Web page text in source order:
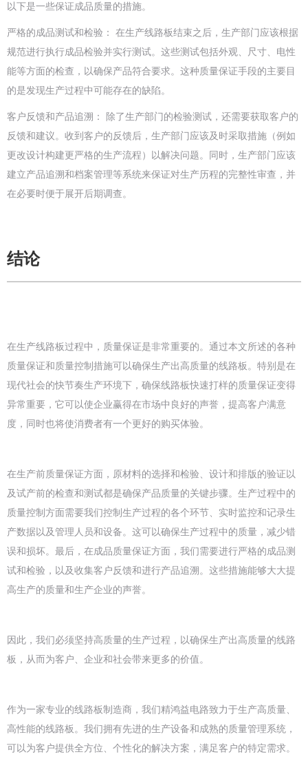
以下是一些保证成品质量的措施。
严格的成品测试和检验： 在生产线路板结束之后，生产部门应该根据
规范进行执行成品检验并实行测试。这些测试包括外观、尺寸、电性
能等方面的检查，以确保产品符合要求。这种质量保证手段的主要目
的是发现生产过程中可能存在的缺陷。
客户反馈和产品追溯： 除了生产部门的检验测试，还需要获取客户的
反馈和建议。收到客户的反馈后，生产部门应该及时采取措施（例如
更改设计构建更严格的生产流程）以解决问题。同时，生产部门应该
建立产品追溯和档案管理等系统来保证对生产历程的完整性审查，并
在必要时便于展开后期调查。
结论
在生产线路板过程中，质量保证是非常重要的。通过本文所述的各种
质量保证和质量控制措施可以确保生产出高质量的线路板。特别是在
现代社会的快节奏生产环境下，确保线路板快速打样的质量保证变得
异常重要，它可以使企业赢得在市场中良好的声誉，提高客户满意
度，同时也将使消费者有一个更好的购买体验。
在生产前质量保证方面，原材料的选择和检验、设计和排版的验证以
及试产前的检查和测试都是确保产品质量的关键步骤。生产过程中的
质量控制方面需要我们控制生产过程的各个环节、实时监控和记录生
产数据以及管理人员和设备。这可以确保生产过程中的质量，减少错
误和损坏。最后，在成品质量保证方面，我们需要进行严格的成品测
试和检验，以及收集客户反馈和进行产品追溯。这些措施能够大大提
高生产的质量和生产企业的声誉。
因此，我们必须坚持高质量的生产过程，以确保生产出高质量的线路
板，从而为客户、企业和社会带来更多的价值。
作为一家专业的线路板制造商，我们精鸿益电路致力于生产高质量、
高性能的线路板。我们拥有先进的生产设备和成熟的质量管理系统，
可以为客户提供全方位、个性化的解决方案，满足客户的特定需求。